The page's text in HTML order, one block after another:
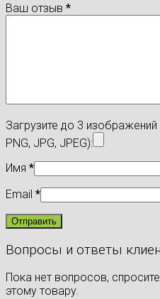
Ваш отзыв *
Загрузите до 3
PNG, JPG, JPEG):
Имя *
Email *
Вопросы и ответы
Пока нет вопросов,
этому товару.